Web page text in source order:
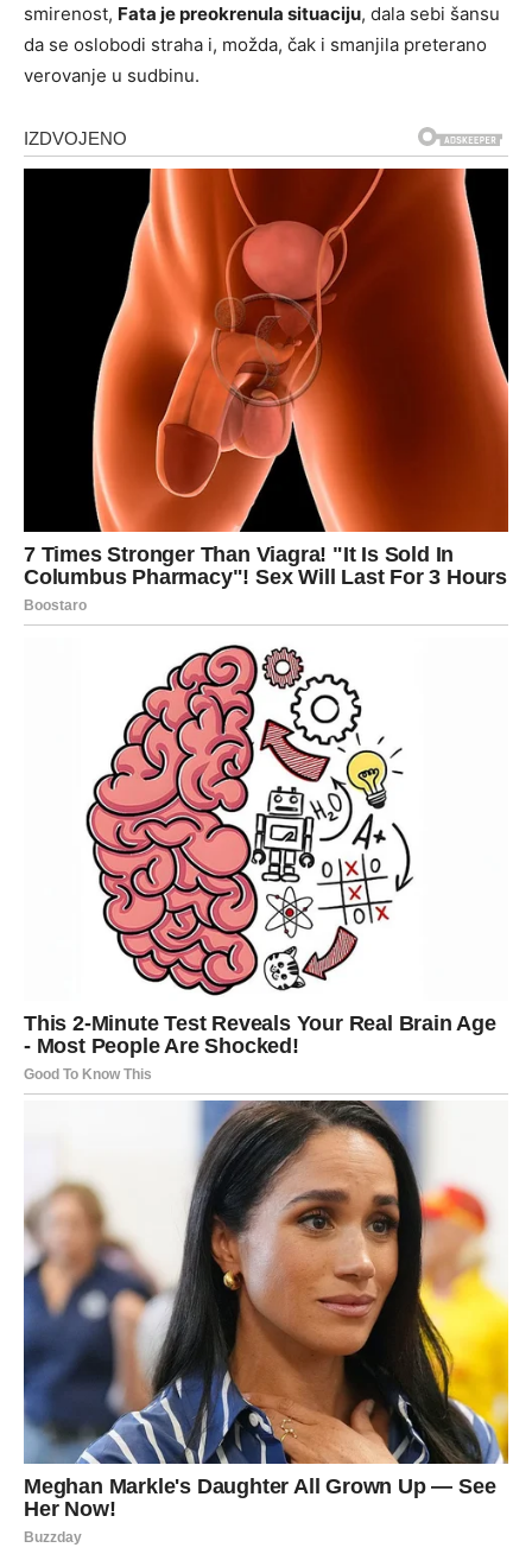
smirenost, Fata je preokrenula situaciju, dala sebi šansu
da se oslobodi straha i, možda, čak i smanjila preterano
verovanje u sudbinu.